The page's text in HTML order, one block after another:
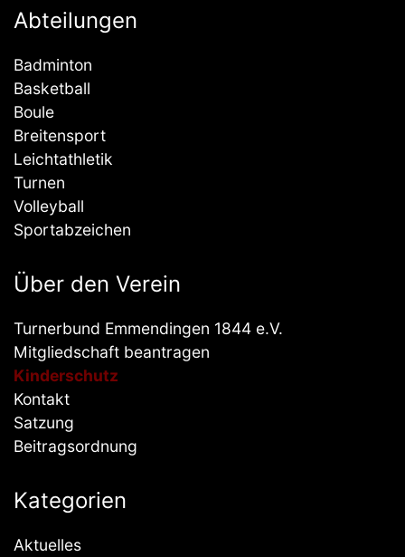
Abteilungen
Badminton
Basketball
Boule
Breitensport
Leichtathletik
Turnen
Volleyball
Sportabzeichen
Über den Verein
Turnerbund Emmendingen 1844 e.V.
Mitgliedschaft beantragen
Kinderschutz
Kontakt
Satzung
Beitragsordnung
Kategorien
Aktuelles